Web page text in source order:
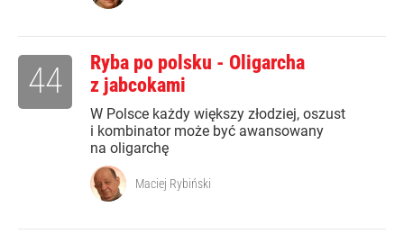
Ryba po polsku - Oligarcha
z jabcokami
W Polsce każdy większy złodziej, oszust
i kombinator może być awansowany
na oligarchę
44
Maciej Rybiński